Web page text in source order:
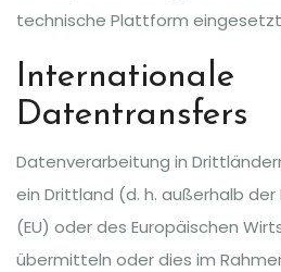
technische Plattform
Internationale
Datentransfers
Datenverarbeitung in
ein Drittland (d. h. außerhalb der
(EU) oder des Europäischen
übermitteln oder dies im